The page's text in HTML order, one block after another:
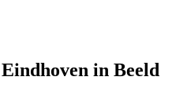
in Beeld